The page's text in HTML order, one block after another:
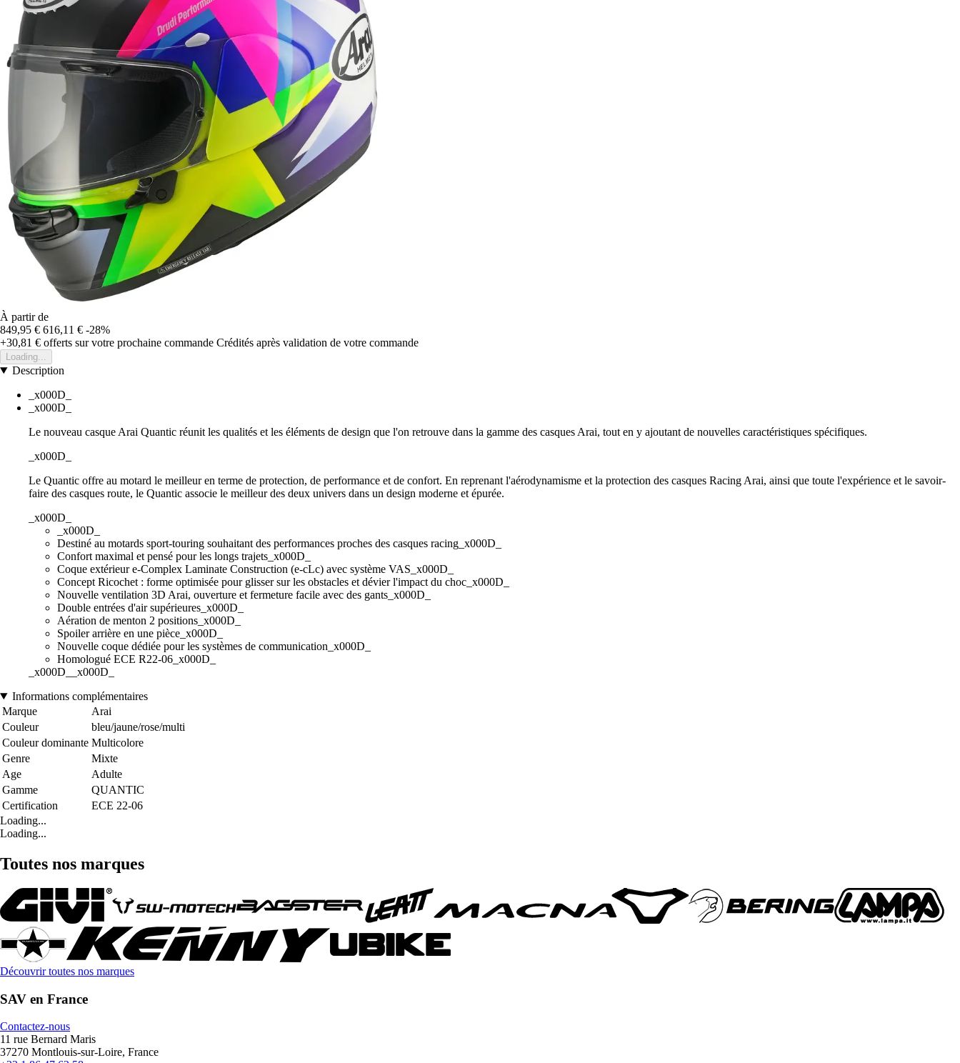
À partir de
849,95 € 616,11 € -28%
+30,81 € offerts sur votre prochaine commande Crédités après validation de votre commande
Loading...
Description
_x000D_
_x000D_
Le nouveau casque Arai Quantic réunit les qualités et les éléments de design que l'on retrouve dans la gamme des casques Arai, tout en y ajoutant de nouvelles caractéristiques spécifiques.
_x000D_
Le Quantic offre au motard le meilleur en terme de protection, de performance et de confort. En reprenant l'aérodynamisme et la protection des casques Racing Arai, ainsi que toute l'expérience et le savoir-
faire des casques route, le Quantic associe le meilleur des deux univers dans un design moderne et épurée.
_x000D_
_x000D_
Destiné au motards sport-touring souhaitant des performances proches des casques racing_x000D_
Confort maximal et pensé pour les longs trajets_x000D_
Coque extérieur e-Complex Laminate Construction (e-cLc) avec système VAS_x000D_
Concept Ricochet : forme optimisée pour glisser sur les obstacles et dévier l'impact du choc_x000D_
Nouvelle ventilation 3D Arai, ouverture et fermeture facile avec des gants_x000D_
Double entrées d'air supérieures_x000D_
Aération de menton 2 positions_x000D_
Spoiler arrière en une pièce_x000D_
Nouvelle coque dédiée pour les systèmes de communication_x000D_
Homologué ECE R22-06_x000D_
_x000D__x000D_
Informations complémentaires
Marque
Arai
Couleur
bleu/jaune/rose/multi
Couleur dominante Multicolore
Genre
Mixte
Age
Adulte
Gamme
QUANTIC
Certification
ECE 22-06
Loading...
Loading...
Toutes nos marques
Découvrir toutes nos marques
SAV en France
Contactez-nous
11 rue Bernard Maris
37270 Montlouis-sur-Loire, France